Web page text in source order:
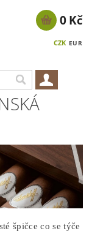
CZK EUR
0 Kč
špičce co se týče